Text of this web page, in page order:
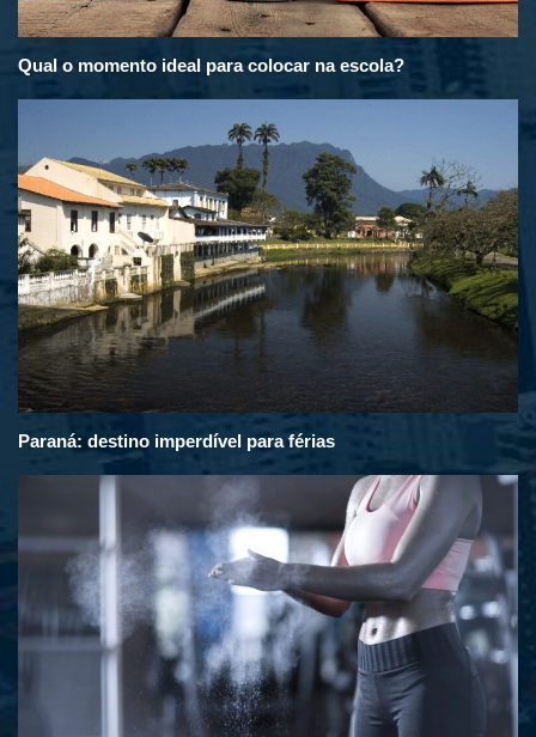
Qual o momento ideal para colocar na escola?
Paraná: destino imperdível para férias